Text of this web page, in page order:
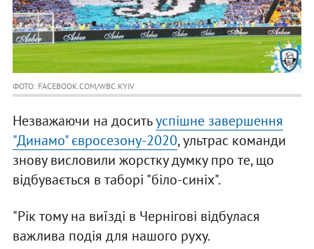
ФОТО: FACEBOOK.COM/WBC.KYIV
Незважаючи на доситьуспішне завершення
"Динамо" євросезону-2020, ультрас команди
знову висловили жорстку думку про те, що
відбувається в таборі "біло-синіх".
"Рік тому на виїзді в Чернігові відбулася
важлива подія для нашого руху.